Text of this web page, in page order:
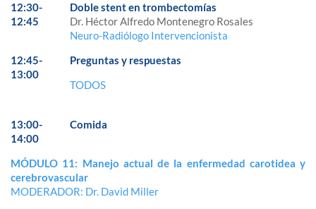
12:30-
12:45
Doble stent en trombectomías
Dr. Héctor Alfredo Montenegro Rosales
Neuro-Radiólogo Intervencionista
12:45-
13:00
Preguntas y respuestas
TODOS
13:00-
14:00
Comida
MÓDULO 11: Manejo actual de la enfermedad carotidea y
cerebrovascular
MODERADOR: Dr. David Miller